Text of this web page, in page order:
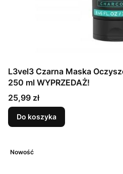
L3vel3 Czarna Maska Oczyszczająca dla Mężczyzn
250 ml WYPRZEDAŻ!
Cena
25,99 zł
Do koszyka
Nowość